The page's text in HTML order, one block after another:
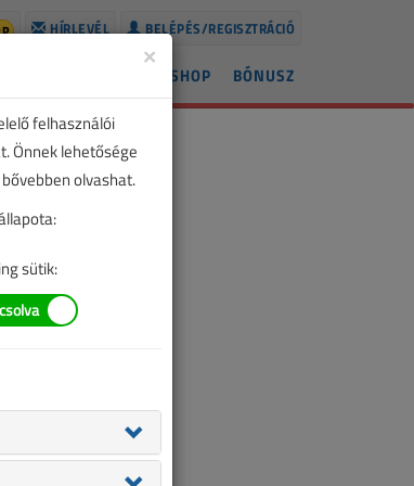
BELÉPÉS/REGISZTRÁCIÓ
HÍRLEVÉL
BÓNUSZ
SHOP
×
felhasználói
Önnek lehetősége
olvashat.
sütik: